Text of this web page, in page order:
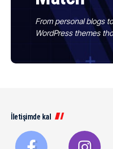
From personal blogs
WordPress themes
İletişimde kal